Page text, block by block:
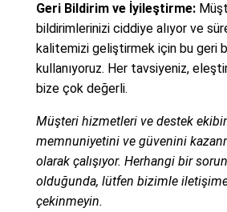
Geri Bildirim ve İyileştirme:
bildirimlerinizi ciddiye alıyor ve
kalitemizi geliştirmek için bu geri
kullanıyoruz. Her tavsiyeniz,
bize çok değerli.
Müşteri hizmetleri ve destek
memnuniyetini ve güvenini
olarak çalışıyor. Herhangi bir
olduğunda, lütfen bizimle
çekinmeyin.